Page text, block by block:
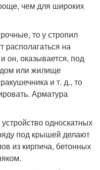
чем для широких
то у стропил
располагаться на
он, оказывается, под
или жилище
и т. д., то
Арматура
односкатных
под крышей делают
из кирпича, бетонных